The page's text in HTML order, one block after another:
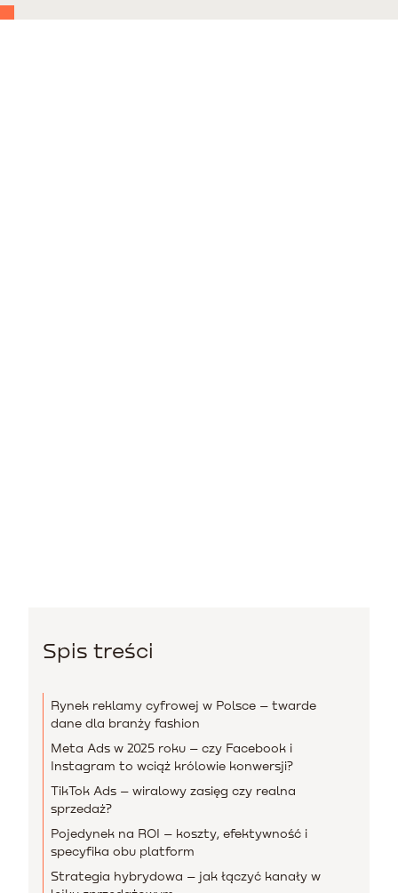
Spis treści
Rynek reklamy cyfrowej w Polsce – twarde
dane dla branży fashion
Meta Ads w 2025 roku – czy Facebook i
Instagram to wciąż królowie konwersji?
TikTok Ads – wiralowy zasięg czy realna
sprzedaż?
Pojedynek na ROI – koszty, efektywność i
specyfika obu platform
Strategia hybrydowa – jak łączyć kanały w